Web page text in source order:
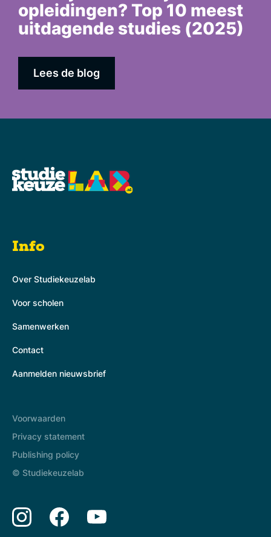
opleidingen? Top 10 meest
uitdagende studies (2025)
Lees de blog
Info
Over Studiekeuzelab
Voor scholen
Samenwerken
Contact
Aanmelden nieuwsbrief
Voorwaarden
Privacy statement
Publishing policy
© Studiekeuzelab